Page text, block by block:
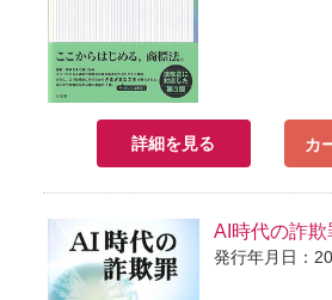
詳細を見る カ
AI時代の詐欺
発行年月日：